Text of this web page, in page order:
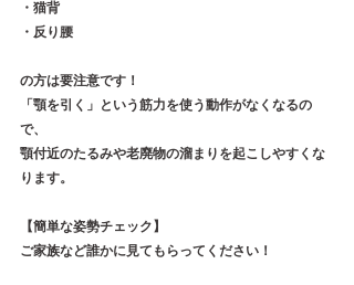
・猫背
・反り腰
の方は要注意です！
「顎を引く」という筋力を使う動作がなくなるの
で、
顎付近のたるみや老廃物の溜まりを起こしやすくな
ります。
【簡単な姿勢チェック】
ご家族など誰かに見てもらってください！